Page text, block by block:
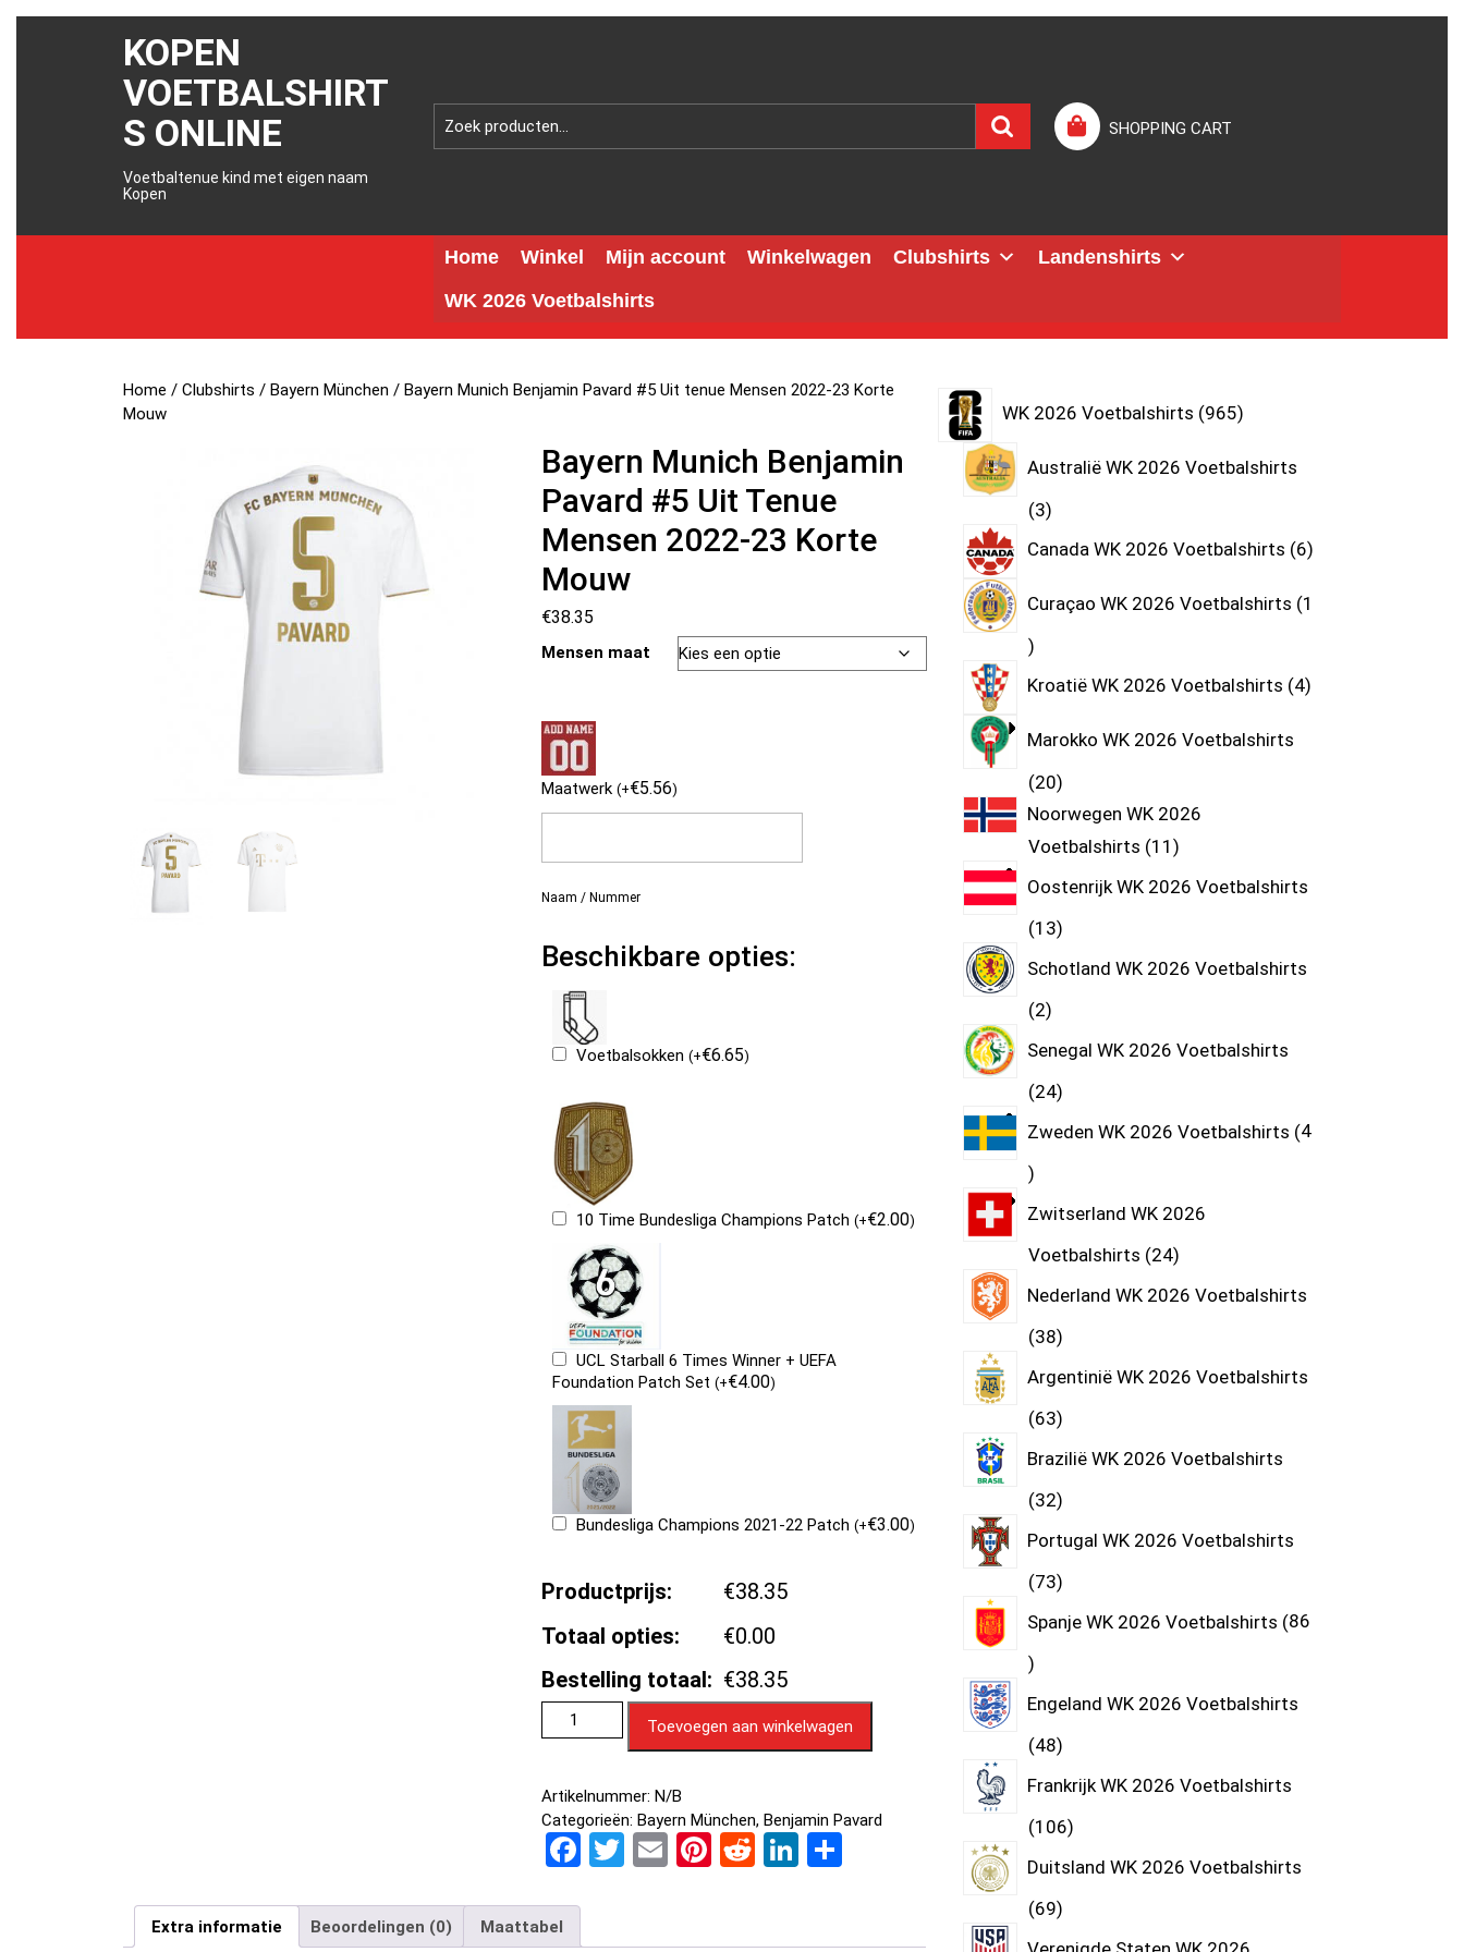
KOPEN
VOETBALSHIRT
S ONLINE
Voetbaltenue kind met eigen naam
Kopen
SHOPPING CART
Home Winkel Mijn account Winkelwagen Clubshirts
Landenshirts
WK 2026 Voetbalshirts
Home /Clubshirts /Bayern München / Bayern Munich Benjamin Pavard #5 Uit tenue Mensen 2022-23 Korte
Mouw
Bayern Munich Benjamin
Pavard #5 Uit Tenue
Mensen 2022-23 Korte
Mouw
€38.35
Mensen maat
Maatwerk (+€5.56)
Naam / Nummer
Beschikbare opties:
Voetbalsokken (+€6.65)
10 Time Bundesliga Champions Patch (+€2.00)
UCL Starball 6 Times Winner + UEFA
Foundation Patch Set (+€4.00)
Bundesliga Champions 2021-22 Patch (+€3.00)
Productprijs:
€38.35
Totaal opties:
€0.00
Bestelling totaal: €38.35
Toevoegen aan winkelwagen
Artikelnummer: N/B
Categorieën: Bayern München, Benjamin Pavard
F
ce
T E Pi R Li D
Extra informatie Beoordelingen (0) Maattabel
WK 2026 Voetbalshirts 965
Australië WK 2026 Voetbalshirts
3
Canada WK 2026 Voetbalshirts 6
Curaçao WK 2026 Voetbalshirts 1
Kroatië WK 2026 Voetbalshirts 4
Marokko WK 2026 Voetbalshirts
20
Noorwegen WK 2026
Voetbalshirts 11
Oostenrijk WK 2026 Voetbalshirts
13
Schotland WK 2026 Voetbalshirts
2
Senegal WK 2026 Voetbalshirts
24
Zweden WK 2026 Voetbalshirts 4
Zwitserland WK 2026
Voetbalshirts 24
Nederland WK 2026 Voetbalshirts
38
Argentinië WK 2026 Voetbalshirts
63
Brazilië WK 2026 Voetbalshirts
32
Portugal WK 2026 Voetbalshirts
73
Spanje WK 2026 Voetbalshirts 86
Engeland WK 2026 Voetbalshirts
48
Frankrijk WK 2026 Voetbalshirts
106
Duitsland WK 2026 Voetbalshirts
69